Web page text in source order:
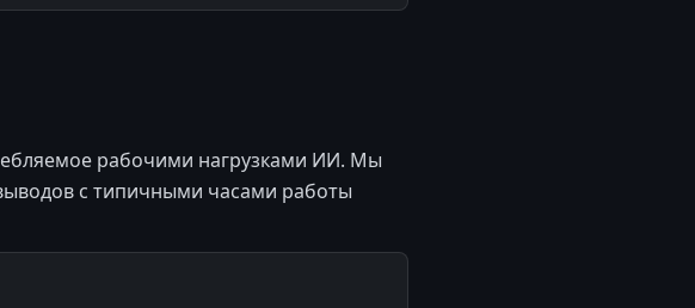
рабочими нагрузками ИИ. Мы
с типичными часами работы